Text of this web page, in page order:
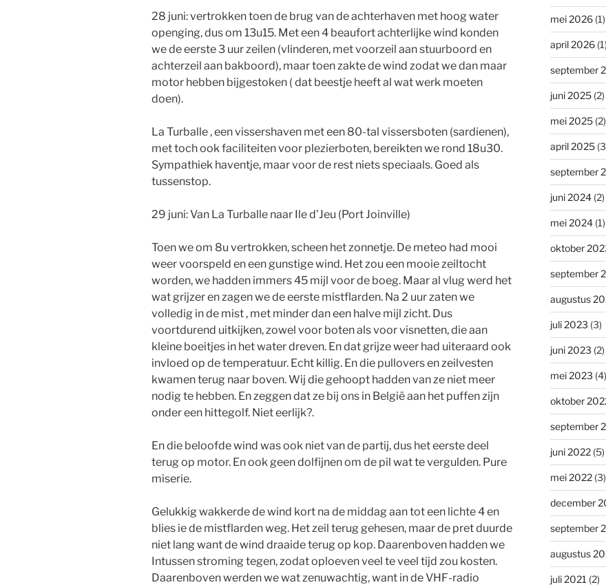
28 juni: vertrokken toen de brug van de achterhaven met hoog water
openging, dus om 13u15. Met een 4 beaufort achterlijke wind konden
we de eerste 3 uur zeilen (vlinderen, met voorzeil aan stuurboord en
achterzeil aan bakboord), maar toen zakte de wind zodat we dan maar
motor hebben bijgestoken ( dat beestje heeft al wat werk moeten
doen).
La Turballe , een vissershaven met een 80-tal vissersboten (sardienen),
met toch ook faciliteiten voor plezierboten, bereikten we rond 18u30.
Sympathiek haventje, maar voor de rest niets speciaals. Goed als
tussenstop.
29 juni: Van La Turballe naar Ile d’Jeu (Port Joinville)
Toen we om 8u vertrokken, scheen het zonnetje. De meteo had mooi
weer voorspeld en een gunstige wind. Het zou een mooie zeiltocht
worden, we hadden immers 45 mijl voor de boeg. Maar al vlug werd het
wat grijzer en zagen we de eerste mistflarden. Na 2 uur zaten we
volledig in de mist , met minder dan een halve mijl zicht. Dus
voortdurend uitkijken, zowel voor boten als voor visnetten, die aan
kleine boeitjes in het water dreven. En dat grijze weer had uiteraard ook
invloed op de temperatuur. Echt killig. En die pullovers en zeilvesten
kwamen terug naar boven. Wij die gehoopt hadden van ze niet meer
nodig te hebben. En zeggen dat ze bij ons in België aan het puffen zijn
onder een hittegolf. Niet eerlijk?.
En die beloofde wind was ook niet van de partij, dus het eerste deel
terug op motor. En ook geen dolfijnen om de pil wat te vergulden. Pure
miserie.
Gelukkig wakkerde de wind kort na de middag aan tot een lichte 4 en
blies ie de mistflarden weg. Het zeil terug gehesen, maar de pret duurde
niet lang want de wind draaide terug op kop. Daarenboven hadden we
Intussen stroming tegen, zodat oploeven veel te veel tijd zou kosten.
Daarenboven werden we wat zenuwachtig, want in de VHF-radio
mei 2026(1)
april 2026(1)
september
juni 2025(2)
mei 2025(2)
april 2025
september
juni 2024(2)
mei 2024(1)
oktober
september
augustus
juli 2023 (3)
juni 2023 (2)
mei 2023 (4)
oktober
september
juni 2022(5)
mei 2022(3)
december
september
augustus
juli 2021 (2)